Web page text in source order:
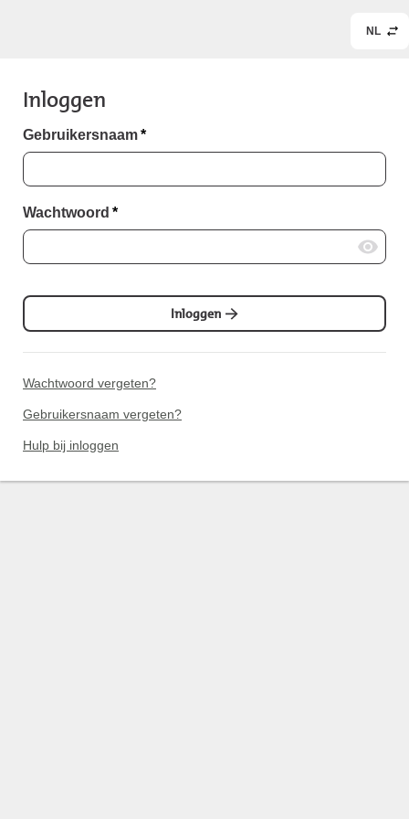
NL
Inloggen
Gebruikersnaam*
Wachtwoord *
Inloggen
Wachtwoord vergeten?
Gebruikersnaam vergeten?
Hulp bij inloggen